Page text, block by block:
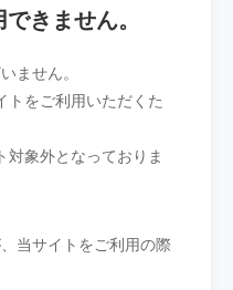
きません。
ません。
トをご利用いただくた
対象外となっておりま
当サイトをご利用の際